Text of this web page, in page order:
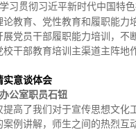
习贯彻习近平新时代中国特
教育、党性教育和履职能力
党员干部履职能力培训 ， 不
校干部教育培训主渠道主阵地
实意谈体会
公室职员石钮
提高了我们对于宣传思想文化
案例讲解，师生之间的热烈互